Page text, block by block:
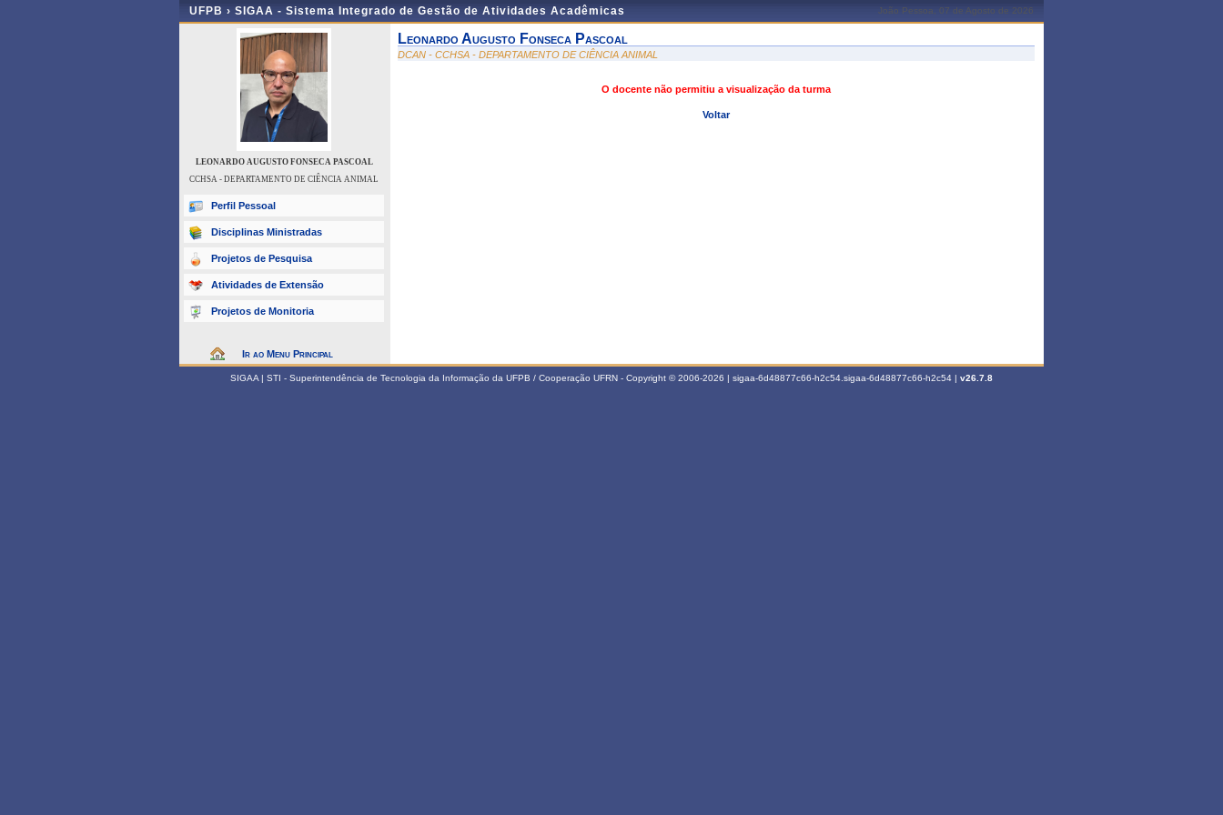
UFPB › SIGAA - Sistema Integrado de Gestão de Atividades Acadêmicas João Pessoa, 07 de Agosto de 2026
LEONARDO AUGUSTO FONSECA PASCOAL
CCHSA - DEPARTAMENTO DE CIÊNCIA ANIMAL
Perfil Pessoal
Disciplinas Ministradas
Projetos de Pesquisa
Atividades de Extensão
Projetos de Monitoria
Ir ao Menu Principal
Leonardo Augusto Fonseca Pascoal
DCAN - CCHSA - DEPARTAMENTO DE CIÊNCIA ANIMAL
O docente não permitiu a visualização da turma
Voltar
SIGAA | STI - Superintendência de Tecnologia da Informação da UFPB / Cooperação UFRN - Copyright © 2006-2026 | sigaa-6d48877c66-h2c54.sigaa-6d48877c66-h2c54 | v26.7.8